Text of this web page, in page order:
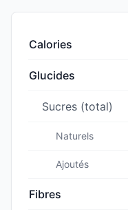
Calories
Glucides
Sucres (total)
Naturels
Ajoutés
Fibres